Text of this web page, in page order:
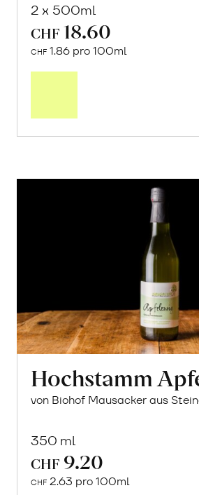
2 x 500ml
CHF 18.60
CHF 1.86 pro 100ml
Hochstamm
von Biohof Mausacker aus
350 ml
CHF 9.20
CHF 2.63 pro 100ml